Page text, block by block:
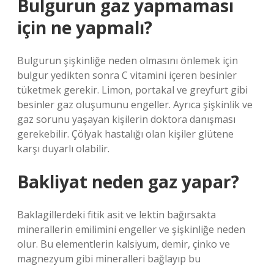
Bulgurun gaz yapmaması
için ne yapmalı?
Bulgurun şişkinliğe neden olmasını önlemek için
bulgur yedikten sonra C vitamini içeren besinler
tüketmek gerekir. Limon, portakal ve greyfurt gibi
besinler gaz oluşumunu engeller. Ayrıca şişkinlik ve
gaz sorunu yaşayan kişilerin doktora danışması
gerekebilir. Çölyak hastalığı olan kişiler glütene
karşı duyarlı olabilir.
Bakliyat neden gaz yapar?
Baklagillerdeki fitik asit ve lektin bağırsakta
minerallerin emilimini engeller ve şişkinliğe neden
olur. Bu elementlerin kalsiyum, demir, çinko ve
magnezyum gibi mineralleri bağlayıp bu